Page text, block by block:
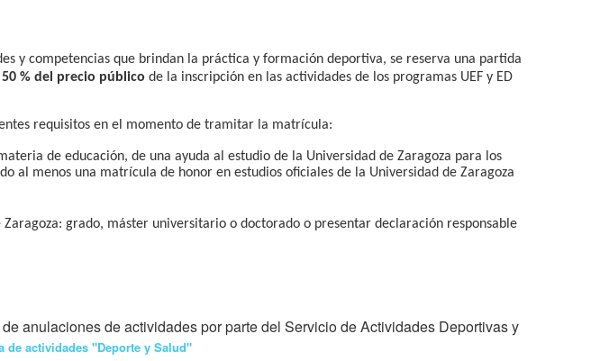
y competencias que brindan la práctica y formación deportiva, se reserva una partida
% del precio público de la inscripción en las actividades de los programas UEF y ED
requisitos en el momento de tramitar la matrícula:
de educación, de una ayuda al estudio de la Universidad de Zaragoza para los
al menos una matrícula de honor en estudios oficiales de la Universidad de Zaragoza
grado, máster universitario o doctorado o presentar declaración responsable
anulaciones de actividades por parte del Servicio de Actividades Deportivas y
de actividades "Deporte y Salud"